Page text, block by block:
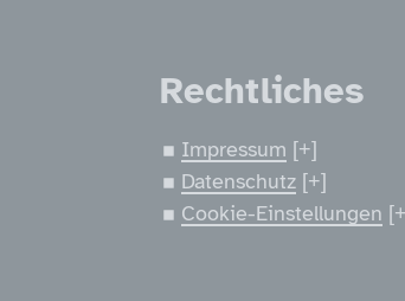
Rechtliches
Impressum
Datenschutz
Cookie-Einstellungen